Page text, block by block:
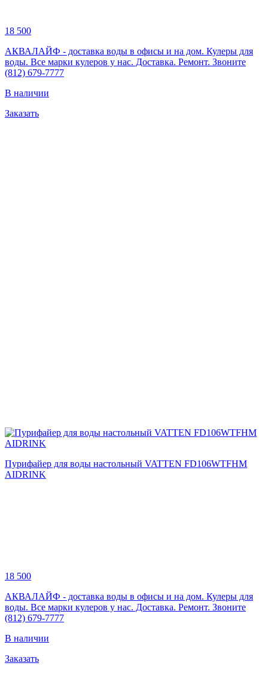
18 500
АКВАЛАЙФ - доставка воды в офисы и на дом. Кулеры для
воды. Все марки кулеров у нас. Доставка. Ремонт. Звоните
(812) 679-7777
В наличии
Заказать
Пурифайер для воды настольный VATTEN FD106WTFHM
AIDRINK
18 500
АКВАЛАЙФ - доставка воды в офисы и на дом. Кулеры для
воды. Все марки кулеров у нас. Доставка. Ремонт. Звоните
(812) 679-7777
В наличии
Заказать